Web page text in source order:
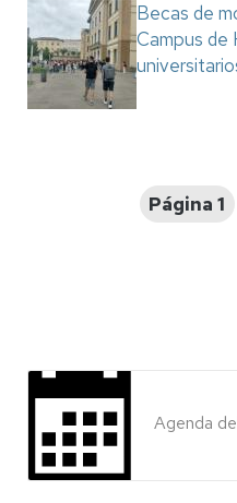
Becas de
Campus de
Página 1
Agenda